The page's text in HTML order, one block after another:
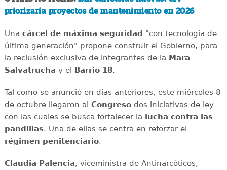
priorizaría proyectos de mantenimiento en 2026
Una cárcel de máxima seguridad "con tecnología de
última generación" propone construir el Gobierno, para
la reclusión exclusiva de integrantes de la Mara
Salvatrucha y el Barrio 18.
Tal como se anunció en días anteriores, este miércoles 8
de octubre llegaron al Congresodos iniciativas de ley
con las cuales se busca fortalecer la lucha contra las
pandillas. Una de ellas se centra en reforzar el
régimen penitenciario.
Claudia Palencia, viceministra de Antinarcóticos,